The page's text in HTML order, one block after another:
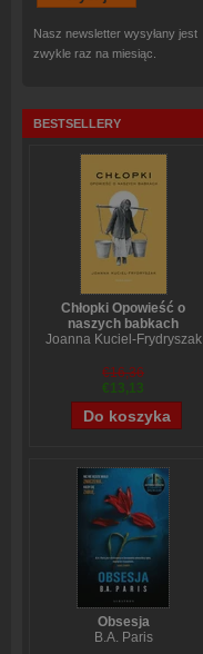
Nasz newsletter wysyłany jest
zwykle raz na miesiąc.
BESTSELLERY
Chłopki Opowieść o
naszych babkach
Joanna Kuciel-Frydryszak
€16,36
€13,13
Obsesja
B.A. Paris